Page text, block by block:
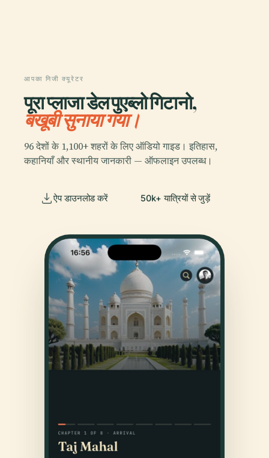
आपका निजी क्यूरेटर
पूरा प्लाजा डेल पुएब्लो गिटानो,
बखूबी सुनाया गया।
96 देशों के 1,100+ शहरों के लिए ऑडियो गाइड। इतिहास,
कहानियाँ और स्थानीय जानकारी — ऑफलाइन उपलब्ध।
ऐप डाउनलोड करें 50k+ यात्रियों से जुड़ें